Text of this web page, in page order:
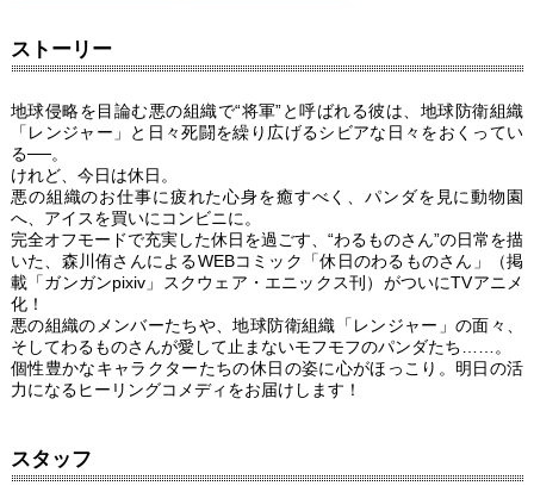
ストーリー
地球侵略を目論む悪の組織で“将軍”と呼ばれる彼は、地球防衛組織
「レンジャー」と日々死闘を繰り広げるシビアな日々をおくってい
る──。
けれど、今日は休日。
悪の組織のお仕事に疲れた心身を癒すべく、パンダを見に動物園
へ、アイスを買いにコンビニに。
完全オフモードで充実した休日を過ごす、“わるものさん”の日常を描
いた、森川侑さんによるWEBコミック「休日のわるものさん」（掲
載「ガンガンpixiv」スクウェア・エニックス刊）がついにTVアニメ
化！
悪の組織のメンバーたちや、地球防衛組織「レンジャー」の面々、
そしてわるものさんが愛して止まないモフモフのパンダたち……。
個性豊かなキャラクターたちの休日の姿に心がほっこり。明日の活
力になるヒーリングコメディをお届けします！
スタッフ